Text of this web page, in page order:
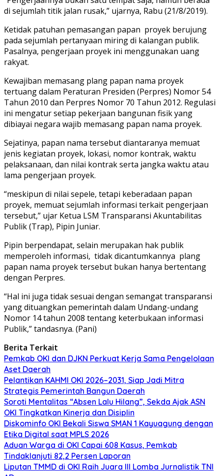
di sejumlah titik jalan rusak,” ujarnya, Rabu (21/8/2019).
Ketidak patuhan pemasangan papan proyek berujung
pada sejumlah pertanyaan miring di kalangan publik.
Pasalnya, pengerjaan proyek ini menggunakan uang
rakyat.
Kewajiban memasang plang papan nama proyek
tertuang dalam Peraturan Presiden (Perpres) Nomor 54
Tahun 2010 dan Perpres Nomor 70 Tahun 2012. Regulasi
ini mengatur setiap pekerjaan bangunan fisik yang
dibiayai negara wajib memasang papan nama proyek.
Sejatinya, papan nama tersebut diantaranya memuat
jenis kegiatan proyek, lokasi, nomor kontrak, waktu
pelaksanaan, dan nilai kontrak serta jangka waktu atau
lama pengerjaan proyek.
“meskipun di nilai sepele, tetapi keberadaan papan
proyek, memuat sejumlah informasi terkait pengerjaan
tersebut,” ujar Ketua LSM Transparansi Akuntabilitas
Publik (Trap), Pipin Juniar.
Pipin berpendapat, selain merupakan hak publik
memperoleh informasi, tidak dicantumkannya plang
papan nama proyek tersebut bukan hanya bertentang
dengan Perpres.
“Hal ini juga tidak sesuai dengan semangat transparansi
yang dituangkan pemerintah dalam Undang-undang
Nomor 14 tahun 2008 tentang keterbukaan informasi
Publik,” tandasnya. (Pani)
Berita Terkait
Pemkab OKI dan DJKN Perkuat Kerja Sama Pengelolaan
Aset Daerah
Pelantikan KAHMI OKI 2026–2031, Siap Jadi Mitra
Strategis Pemerintah Bangun Daerah
Soroti Mentalitas “Absen Lalu Hilang”, Sekda Ajak ASN
OKI Tingkatkan Kinerja dan Disiplin
Diskominfo OKI Bekali Siswa SMAN 1 Kayuagung dengan
Etika Digital saat MPLS 2026
Aduan Warga di OKI Capai 608 Kasus, Pemkab
Tindaklanjuti 82,2 Persen Laporan
Liputan TMMD di OKI Raih Juara III Lomba Jurnalistik TNI